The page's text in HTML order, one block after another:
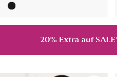
20% Extra auf SALE¹